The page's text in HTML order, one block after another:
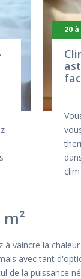
20 à
à vaincre la
avec tant
de la puissance